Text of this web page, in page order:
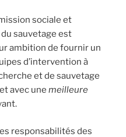
sociale et
sauvetage est
ambition de fournir un
d’intervention à
et de sauvetage
avec une meilleure
responsabilités des